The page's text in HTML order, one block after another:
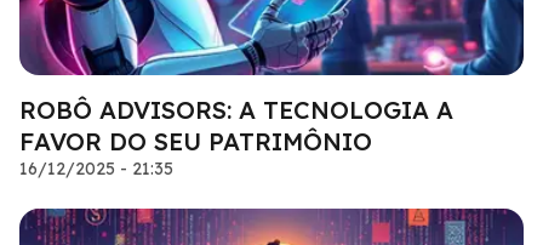
ROBÔ ADVISORS: A TECNOLOGIA A
FAVOR DO SEU PATRIMÔNIO
16/12/2025 - 21:35